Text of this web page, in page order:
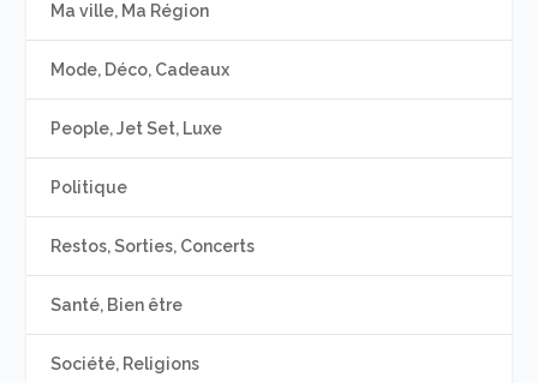
Ma ville, Ma Région
Mode, Déco, Cadeaux
People, Jet Set, Luxe
Politique
Restos, Sorties, Concerts
Santé, Bien être
Société, Religions